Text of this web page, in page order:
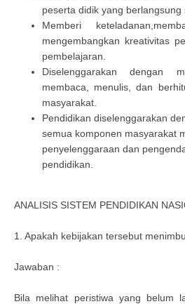
peserta didik yang berlangsung
Memberi
mengembangkan kreativitas
pembelajaran.
Diselenggarakan dengan
membaca, menulis, dan
masyarakat.
Pendidikan diselenggarakan
semua komponen masyarakat
penyelenggaraan dan
pendidikan.
ANALISIS SISTEM PENDIDIKAN
1. Apakah kebijakan tersebut
Jawaban :
Bila melihat peristiwa yang belum